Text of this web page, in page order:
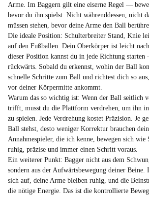
Arme. Im Baggern gilt eine eiserne Regel —
bevor du ihn spielst. Nicht währenddessen, nicht
müssen stehen, bevor deine Arme den Ball
Die ideale Position: Schulterbreiter Stand, Knie
auf den Fußballen. Dein Oberkörper ist leicht
dieser Position kannst du in jede Richtung
rückwärts. Sobald du erkennst, wohin der Ball
schnelle Schritte zum Ball und richtest dich so
vor deiner Körpermitte ankommt.
Warum das so wichtig ist: Wenn der Ball seitlich
trifft, musst du die Plattform verdrehen, um ihn
zu spielen. Jede Verdrehung kostet Präzision. Je
Ball stehst, desto weniger Korrektur brauchen
Annahmespieler, die ich kenne, bewegen sich
ruhig, präzise und immer einen Schritt voraus.
Ein weiterer Punkt: Bagger nicht aus dem
sondern aus der Aufwärtsbewegung deiner
sich auf, deine Arme bleiben ruhig, und die
die nötige Energie. Das ist die kontrollierte